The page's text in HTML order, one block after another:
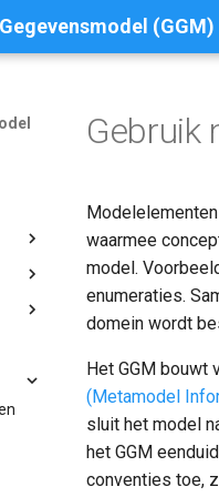
(GGM)
Gebruik
waarmee
model.
enumeraties.
domein wordt
Het GGM bouwt
(Metamodel
sluit het model
het GGM
conventies toe,